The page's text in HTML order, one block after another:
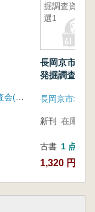
掘調査資料
選1
長岡京市埋
発掘調査資
新刊 在庫なし
古書 1 点
1,320 円